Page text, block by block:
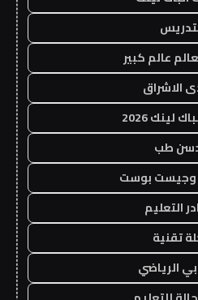
عالم كبير
الاشراق
لينك 2026
طب
وجيست بوست
التعليم
تقنية
الرياضي